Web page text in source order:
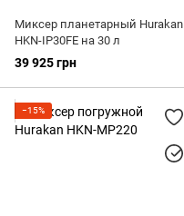
Миксер планетарный Hurakan
HKN-IP30FE на 30 л
39 925 грн
−15%